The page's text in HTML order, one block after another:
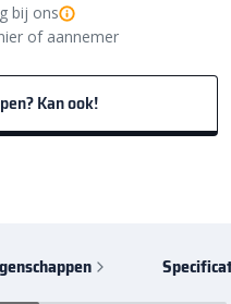
bij ons
of aannemer
Kan ook!